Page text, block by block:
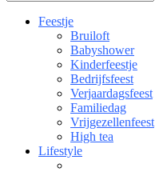
Feestje
Bruiloft
Babyshower
Kinderfeestje
Bedrijfsfeest
Verjaardagsfeest
Familiedag
Vrijgezellenfeest
High tea
Lifestyle